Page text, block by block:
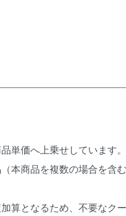
単価へ上乗せしています。
本商品を複数の場合を含
算となるため、不要なク